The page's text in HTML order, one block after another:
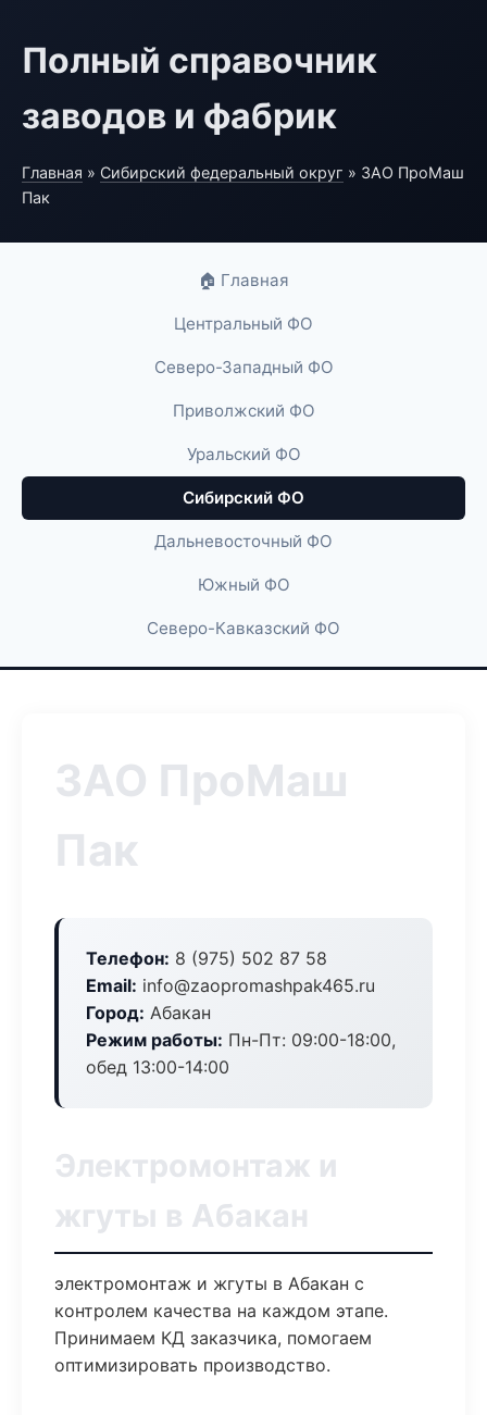
Полный справочник
заводов и фабрик
Главная » Сибирский федеральный округ » ЗАО ПроМаш
Пак
🏠 Главная
Центральный ФО
Северо-Западный ФО
Приволжский ФО
Уральский ФО
Сибирский ФО
Дальневосточный ФО
Южный ФО
Северо-Кавказский ФО
ЗАО ПроМаш
Пак
Телефон: 8 (975) 502 87 58
Email: info@zaopromashpak465.ru
Город: Абакан
Режим работы: Пн-Пт: 09:00-18:00,
обед 13:00-14:00
Электромонтаж и
жгуты в Абакан
электромонтаж и жгуты в Абакан с
контролем качества на каждом этапе.
Принимаем КД заказчика, помогаем
оптимизировать производство.